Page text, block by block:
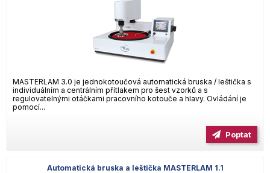
MASTERLAM 3.0 je jednokotoučová automatická bruska / leštička s
individuálním a centrálním přítlakem pro šest vzorků a s
regulovatelnými otáčkami pracovního kotouče a hlavy. Ovládání je
pomocí...
Poptat
Automatická bruska a leštička MASTERLAM 1.1